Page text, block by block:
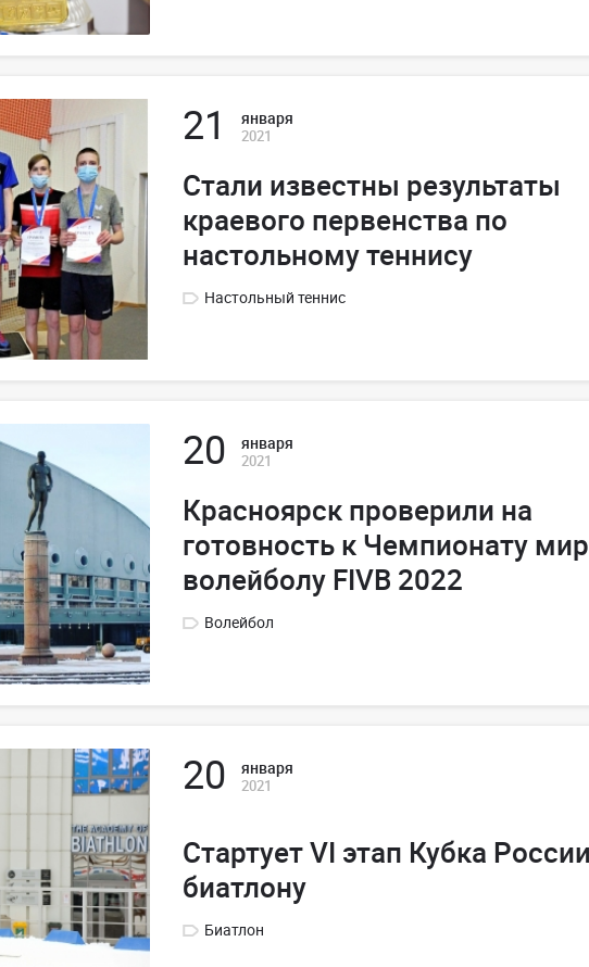
21 января
2021
Стали известны результаты
краевого первенства по
настольному теннису
Настольный теннис
20 января
2021
Красноярск проверили на
готовность к Чемпионату
волейболу FIVB 2022
Волейбол
20 января
2021
Стартует VI этап Кубка
биатлону
Биатлон